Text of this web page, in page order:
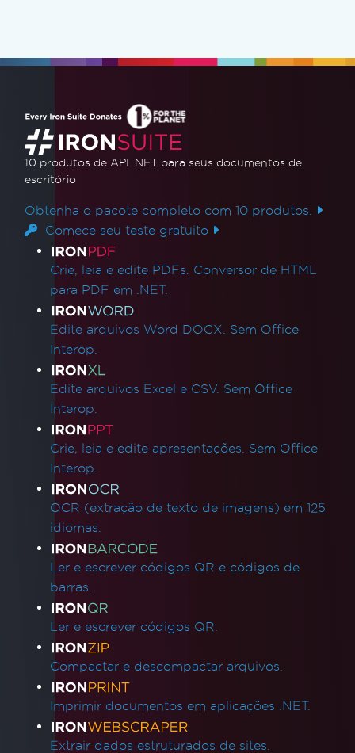
10 produtos de API .NET para seus documentos de
escritório
Obtenha o pacote completo com 10 produtos.
Comece seu teste gratuito
Links de produtos
Crie, leia e edite PDFs. Conversor de HTML
para PDF em .NET.
Edite arquivos Word DOCX. Sem Office
Interop.
Edite arquivos Excel e CSV. Sem Office
Interop.
Crie, leia e edite apresentações. Sem Office
Interop.
OCR (extração de texto de imagens) em 125
idiomas.
Ler e escrever códigos QR e códigos de
barras.
Ler e escrever códigos QR.
Compactar e descompactar arquivos.
Imprimir documentos em aplicações .NET.
Extrair dados estruturados de sites.